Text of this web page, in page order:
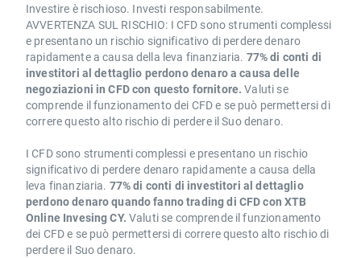
Investire è rischioso. Investi responsabilmente.
AVVERTENZA SUL RISCHIO: I CFD sono strumenti complessi
e presentano un rischio significativo di perdere denaro
rapidamente a causa della leva finanziaria. 77% di conti di
investitori al dettaglio perdono denaro a causa delle
negoziazioni in CFD con questo fornitore. Valuti se
comprende il funzionamento dei CFD e se può permettersi di
correre questo alto rischio di perdere il Suo denaro.
I CFD sono strumenti complessi e presentano un rischio
significativo di perdere denaro rapidamente a causa della
leva finanziaria. 77% di conti di investitori al dettaglio
perdono denaro quando fanno trading di CFD con XTB
Online Invesing CY. Valuti se comprende il funzionamento
dei CFD e se può permettersi di correre questo alto rischio di
perdere il Suo denaro.